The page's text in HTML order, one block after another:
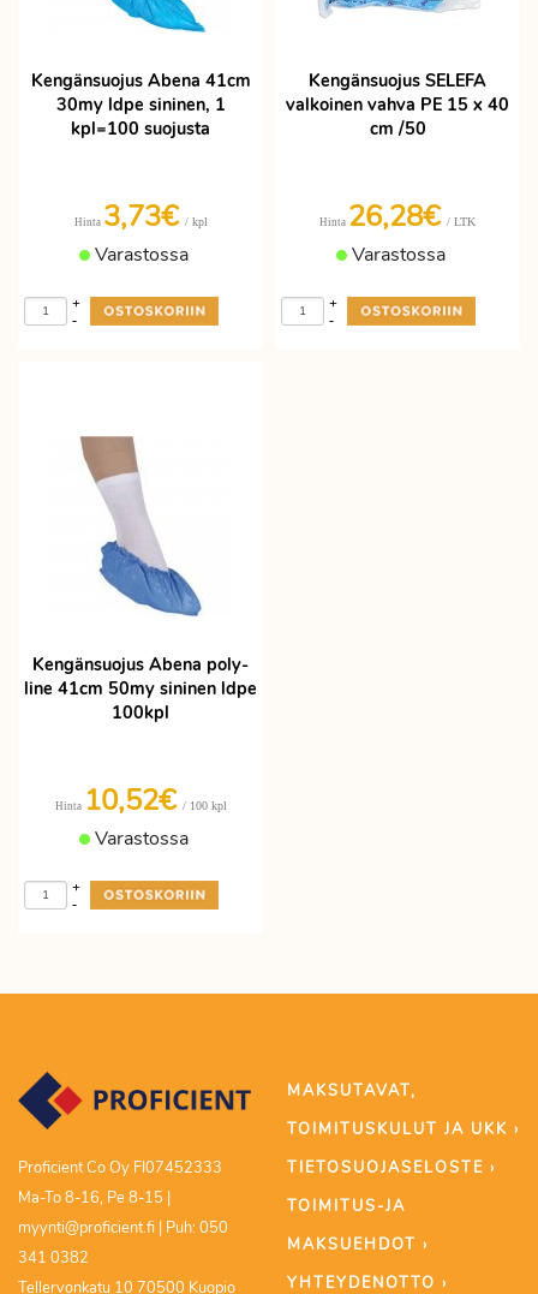
Kengänsuojus Abena 41cm
30my ldpe sininen, 1
kpl=100 suojusta
Hinta 3,73€ / kpl
Varastossa
-
+
Kengänsuojus SELEFA
valkoinen vahva PE 15 x 40
cm /50
Hinta 26,28€ / LTK
Varastossa
-
+
Kengänsuojus Abena poly-
line 41cm 50my sininen ldpe
100kpl
Hinta 10,52€ / 100 kpl
Varastossa
-
+
Proficient Co Oy FI07452333
Ma-To 8-16, Pe 8-15 |
myynti@proficient.fi | Puh: 050
341 0382
Tellervonkatu 10 70500 Kuopio
MAKSUTAVAT,
TOIMITUSKULUT JA UKK ›
TIETOSUOJASELOSTE ›
TOIMITUS-JA
MAKSUEHDOT ›
YHTEYDENOTTO ›